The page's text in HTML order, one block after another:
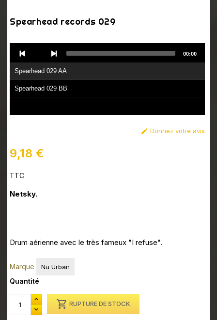
Spearhead records 029
Player
Spearhead 029 AA
Spearhead 029 BB
00:00
 Donnez votre avis
9,18 €
TTC
Netsky.
Drum aérienne avec le très fameux "I refuse".
Marque Nu Urban
Quantité
 RUPTURE DE STOCK